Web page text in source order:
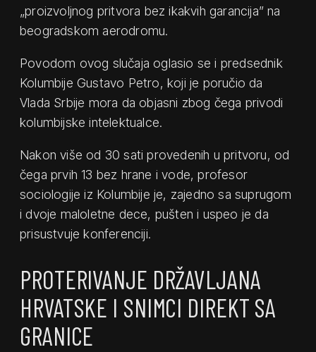
„proizvoljnog pritvora bez ikakvih garancija” na
beogradskom aerodromu.
Povodom ovog slučaja oglasio se i predsednik
Kolumbije Gustavo Petro, koji je poručio da
Vlada Srbije mora da objasni zbog čega privodi
kolumbijske intelektualce.
Nakon više od 30 sati provedenih u pritvoru, od
čega prvih 13 bez hrane i vode, profesor
sociologije iz Kolumbije je, zajedno sa suprugom
i dvoje maloletne dece, pušten i uspeo je da
prisustvuje konferenciji.
PROTERIVANJE DRŽAVLJANA
HRVATSKE I SNIMCI DIREKT SA
GRANICE